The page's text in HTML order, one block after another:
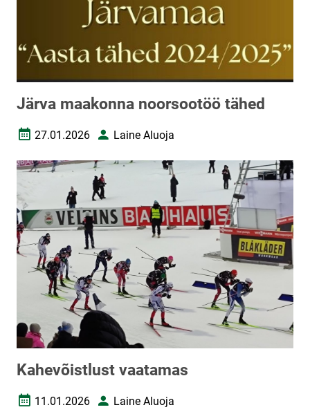
Järva maakonna noorsootöö tähed
Loomise kuupäev
27.01.2026 AutorLaine Aluoja
Kahevõistlust vaatamas
Loomise kuupäev
11.01.2026 AutorLaine Aluoja